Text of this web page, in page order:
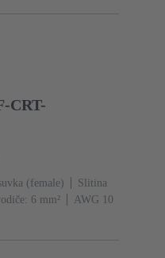
CRT-
(female)
Slitina
6 mm² AWG 10